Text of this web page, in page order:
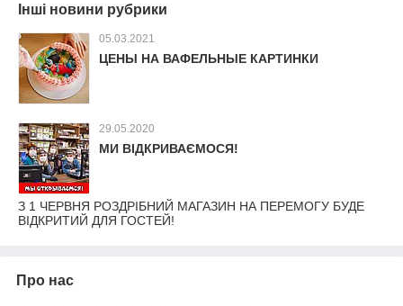
Інші новини рубрики
05.03.2021
ЦЕНЫ НА ВАФЕЛЬНЫЕ КАРТИНКИ
29.05.2020
МИ ВІДКРИВАЄМОСЯ!
З 1 ЧЕРВНЯ РОЗДРІБНИЙ МАГАЗИН НА ПЕРЕМОГУ БУДЕ
ВІДКРИТИЙ ДЛЯ ГОСТЕЙ!
Про нас